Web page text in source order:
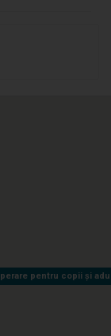
pentru copii și
pentru copii și